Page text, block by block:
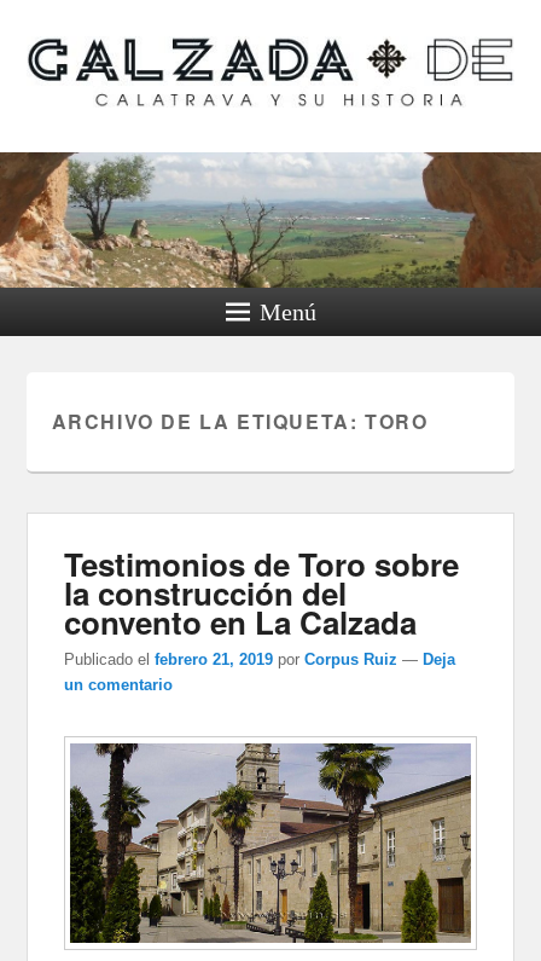
Calzada de Calatrava y
su historia
Menú
ARCHIVO DE LA ETIQUETA: TORO
Testimonios de Toro sobre
la construcción del
convento en La Calzada
Publicado el febrero 21, 2019 porCorpus Ruiz — Deja
un comentario